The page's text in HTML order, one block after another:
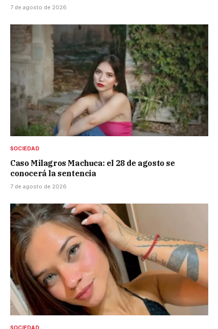
7 de agosto de 2026
SOCIEDAD
Caso Milagros Machuca: el 28 de agosto se
conocerá la sentencia
7 de agosto de 2026
SOCIEDAD